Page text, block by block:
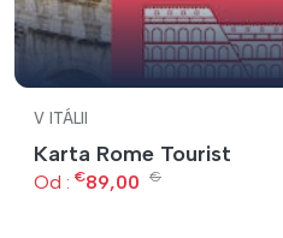
V ITÁLII
Karta Rome Tourist
Od : €89,00 €